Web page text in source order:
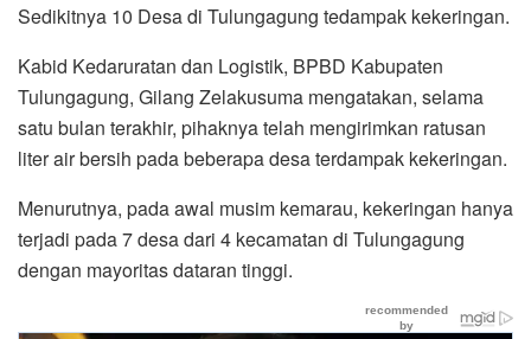
Sedikitnya 10 Desa di Tulungagung tedampak kekeringan.
Kabid Kedaruratan dan Logistik, BPBD Kabupaten
Tulungagung, Gilang Zelakusuma mengatakan, selama
satu bulan terakhir, pihaknya telah mengirimkan ratusan
liter air bersih pada beberapa desa terdampak kekeringan.
Menurutnya, pada awal musim kemarau, kekeringan hanya
terjadi pada 7 desa dari 4 kecamatan di Tulungagung
dengan mayoritas dataran tinggi.